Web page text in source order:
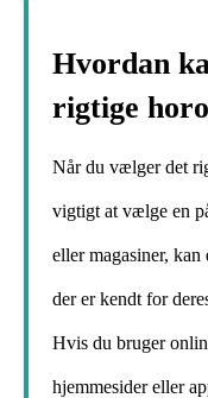
Hvordan
rigtige
Når du vælger det
vigtigt at vælge en
eller magasiner,
der er kendt for
Hvis du bruger
hjemmesider eller